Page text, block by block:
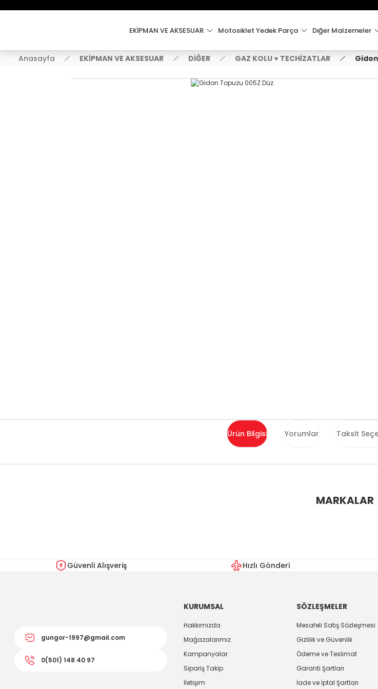
2000 TL VE ÜZERİ KARGO
EKİPMAN VE AKSESUAR Motosiklet Yedek Parça Diğer Malzemeler
Anasayfa EKİPMAN VE AKSESUAR DİĞER GAZ KOLU + TECHİZATLAR
Ürün Bilgisi Yorumlar Taksit
Bu ürüne ilk yorumu siz
Ürün fiyatı diğer sitelerden daha pahalı.
MARKALAR
Güvenli Alışveriş Hızlı Gönderi
gungor-1997@gmail.com
0(501) 148 40 97
KURUMSAL
Hakkımızda
Mağazalarımız
Kampanyalar
Sipariş Takip
İletişim
SÖZLEŞMELER
Mesafeli Satış Sözleşmesi
Gizlilik ve Güvenlik
Ödeme ve Teslimat
Garanti Şartları
İade ve İptal Şartları